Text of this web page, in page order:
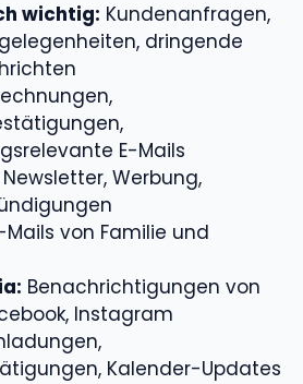
wichtig: Kundenanfragen,
dringende
E-Mails
Newsletter, Werbung,
Mails von Familie und
Benachrichtigungen von
Instagram
Kalender-Updates